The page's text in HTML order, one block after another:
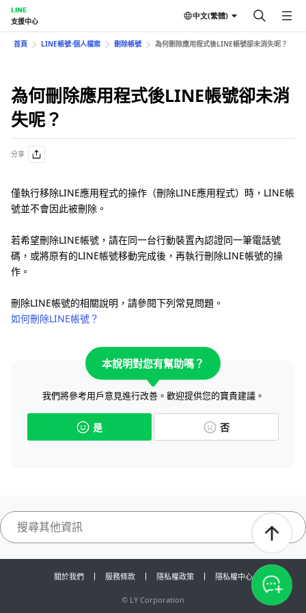
LINE
支援中心
中文(繁體)
首頁 LINE帳號⋅個人檔案 刪除帳號 為何刪除應用程式後LINE帳號卻未消失呢？
為何刪除應用程式後LINE帳號卻未消
失呢？
分享
僅執行移除LINE應用程式的操作（刪除LINE應用程式）時，LINE帳
號並不會因此被刪除。
若希望刪除LINE帳號，請在同一台行動裝置內認證同一筆電話號
碼，或將原有的LINE帳號移動完成後，再執行刪除LINE帳號的操
作。
刪除LINE帳號的相關說明，請參閱下列常見問題。
如何刪除LINE帳號？
本說明對您有幫助嗎？
我們將參考用戶意見進行改善。歡迎提供您的寶貴建議。
是 否
關於我們 服務條款 隱私權政策 隱私權中心
© LY Corporation